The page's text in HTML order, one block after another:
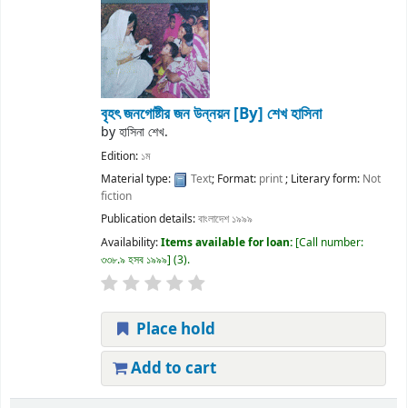
বৃহৎ জনগোষ্টীর জন উন্নয়ন[By] শেখ হাসিনা
byহাসিনা শেখ.
Edition: ১ম
Material type:
Text; Format: print; Literary form: Not
fiction
Publication details:বাংলাদেশ ১৯৯৯
Availability:Items available for loan: Call number:
৩৩৮.৯ হসব ১৯৯৯ (3).
Place hold
Add to cart